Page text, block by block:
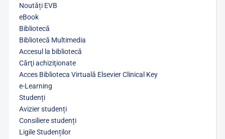
Noutăți EVB
eBook
Bibliotecă
Bibliotecă Multimedia
Accesul la bibliotecă
Cărţi achiziţionate
Acces Biblioteca Virtuală Elsevier Clinical Key
e-Learning
Studenți
Avizier studenți
Consiliere studenți
Ligile Studenților